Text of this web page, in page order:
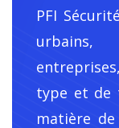
PFI
type et de
matière